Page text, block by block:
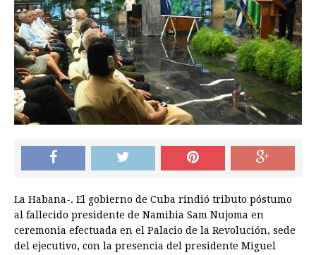
La Habana-. El gobierno de Cuba rindió tributo póstumo
al fallecido presidente de Namibia Sam Nujoma en
ceremonia efectuada en el Palacio de la Revolución, sede
del ejecutivo, con la presencia del presidente Miguel